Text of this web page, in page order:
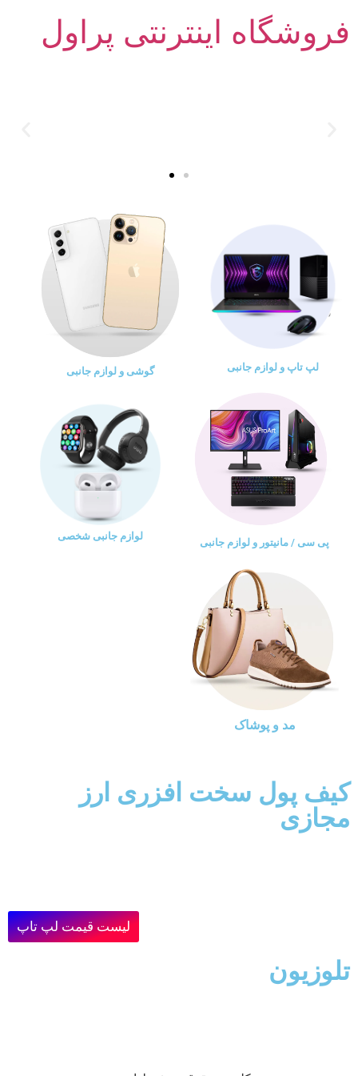
فروشگاه اینترنتی پراول
لپ تاپ و لوازم جانبی گوشی و لوازم جانبی
پی سی / مانیتور و لوازم جانبی
لوازم جانبی شخصی
مد و پوشاک
کیف پول سخت افزری ارز
مجازی
لیست قیمت لپ تاپ
تلوزیون